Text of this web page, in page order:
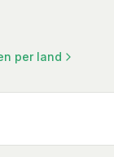
per land